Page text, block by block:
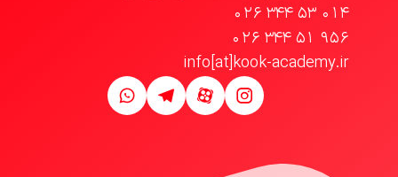
026 344 53 014
026 344 51 956
info[at]kook-academy.ir